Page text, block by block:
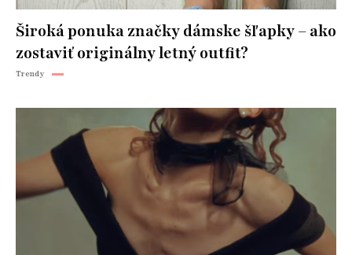
Široká ponuka značky dámske šľapky – ako
zostaviť originálny letný outfit?
Trendy